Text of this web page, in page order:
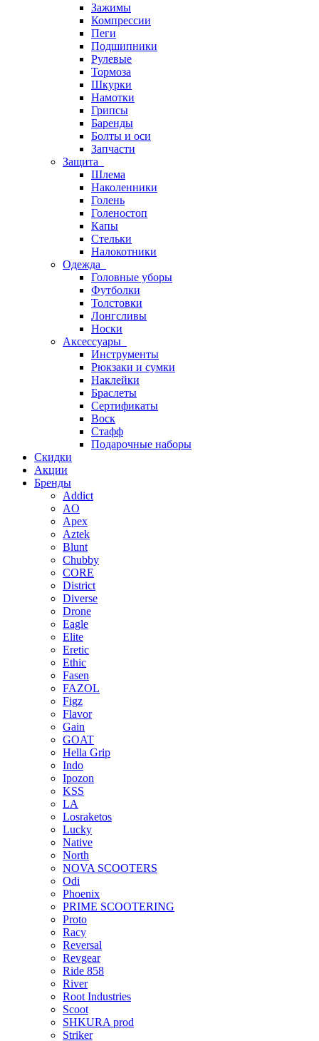
Зажимы
Компрессии
Пеги
Подшипники
Рулевые
Тормоза
Шкурки
Намотки
Грипсы
Баренды
Болты и оси
Запчасти
Защита
Шлема
Наколенники
Голень
Голеностоп
Капы
Стельки
Налокотники
Одежда
Головные уборы
Футболки
Толстовки
Лонгсливы
Носки
Аксессуары
Инструменты
Рюкзаки и сумки
Наклейки
Браслеты
Сертификаты
Воск
Стафф
Подарочные наборы
Скидки
Акции
Бренды
Addict
AO
Apex
Aztek
Blunt
Chubby
CORE
District
Diverse
Drone
Eagle
Elite
Eretic
Ethic
Fasen
FAZOL
Figz
Flavor
Gain
GOAT
Hella Grip
Indo
Ipozon
KSS
LA
Losraketos
Lucky
Native
North
NOVA SCOOTERS
Odi
Phoenix
PRIME SCOOTERING
Proto
Racy
Reversal
Revgear
Ride 858
River
Root Industries
Scoot
SHKURA рrоd
Striker